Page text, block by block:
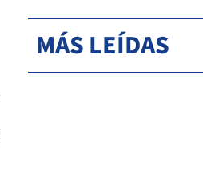
MÁS LEÍDAS